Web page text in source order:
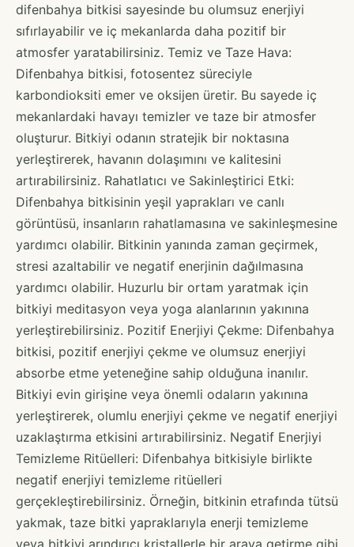
difenbahya bitkisi sayesinde bu olumsuz enerjiyi
sıfırlayabilir ve iç mekanlarda daha pozitif bir
atmosfer yaratabilirsiniz. Temiz ve Taze Hava:
Difenbahya bitkisi, fotosentez süreciyle
karbondioksiti emer ve oksijen üretir. Bu sayede iç
mekanlardaki havayı temizler ve taze bir atmosfer
oluşturur. Bitkiyi odanın stratejik bir noktasına
yerleştirerek, havanın dolaşımını ve kalitesini
artırabilirsiniz. Rahatlatıcı ve Sakinleştirici Etki:
Difenbahya bitkisinin yeşil yaprakları ve canlı
görüntüsü, insanların rahatlamasına ve sakinleşmesine
yardımcı olabilir. Bitkinin yanında zaman geçirmek,
stresi azaltabilir ve negatif enerjinin dağılmasına
yardımcı olabilir. Huzurlu bir ortam yaratmak için
bitkiyi meditasyon veya yoga alanlarının yakınına
yerleştirebilirsiniz. Pozitif Enerjiyi Çekme: Difenbahya
bitkisi, pozitif enerjiyi çekme ve olumsuz enerjiyi
absorbe etme yeteneğine sahip olduğuna inanılır.
Bitkiyi evin girişine veya önemli odaların yakınına
yerleştirerek, olumlu enerjiyi çekme ve negatif enerjiyi
uzaklaştırma etkisini artırabilirsiniz. Negatif Enerjiyi
Temizleme Ritüelleri: Difenbahya bitkisiyle birlikte
negatif enerjiyi temizleme ritüelleri
gerçekleştirebilirsiniz. Örneğin, bitkinin etrafında tütsü
yakmak, taze bitki yapraklarıyla enerji temizleme
veya bitkiyi arındırıcı kristallerle bir araya getirme gibi